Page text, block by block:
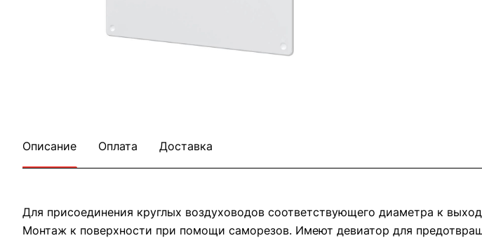
Описание Оплата Доставка
Для присоединения круглых воздуховодов соответствующего диаметра к
Монтаж к поверхности при помощи саморезов. Имеют девиатор для